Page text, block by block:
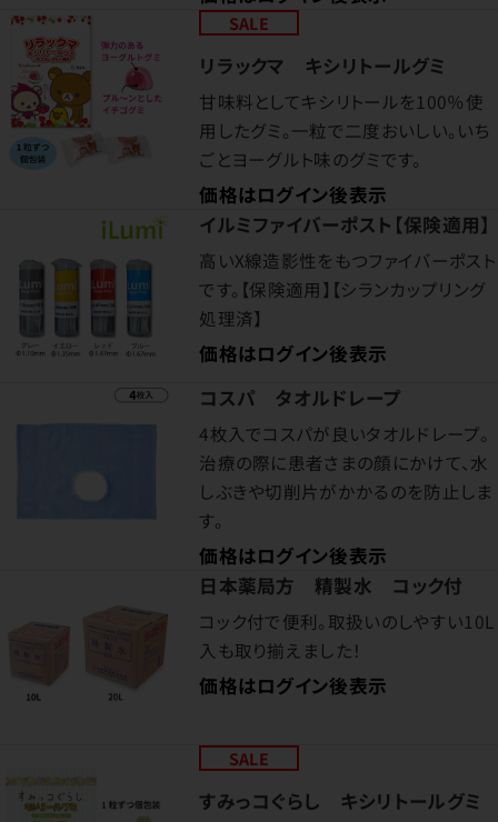
SALE
リラックマ キシリトールグミ
甘味料としてキシリトールを100％使
用したグミ。一粒で二度おいしい。いち
ごとヨーグルト味のグミです。
価格はログイン後表示
イルミファイバーポスト【保険適用】
高いX線造影性をもつファイバーポスト
です。【保険適用】【シランカップリング
処理済】
価格はログイン後表示
コスパ タオルドレープ
4枚入でコスパが良いタオルドレープ。
治療の際に患者さまの顔にかけて、水
しぶきや切削片がかかるのを防止しま
す。
価格はログイン後表示
日本薬局方 精製水 コック付
コック付で便利。取扱いのしやすい10L
入も取り揃えました！
価格はログイン後表示
SALE
すみっコぐらし キシリトールグミ